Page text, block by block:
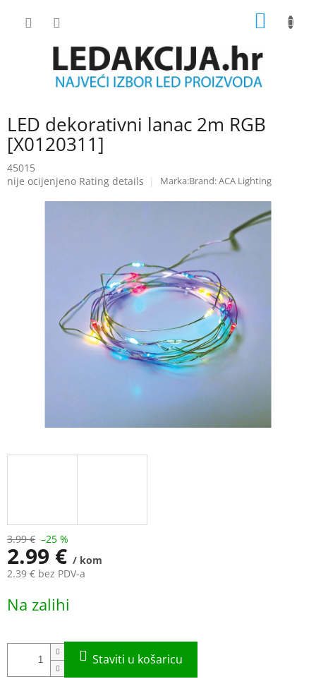
LED dekorativni lanac 2m RGB
[X0120311]
45015
The
nije ocijenjeno Rating details Brand:ACA Lighting
3.99 € –25 %
2.99 € / kom
2.39 € bez PDV-a
price:
Na zalihi